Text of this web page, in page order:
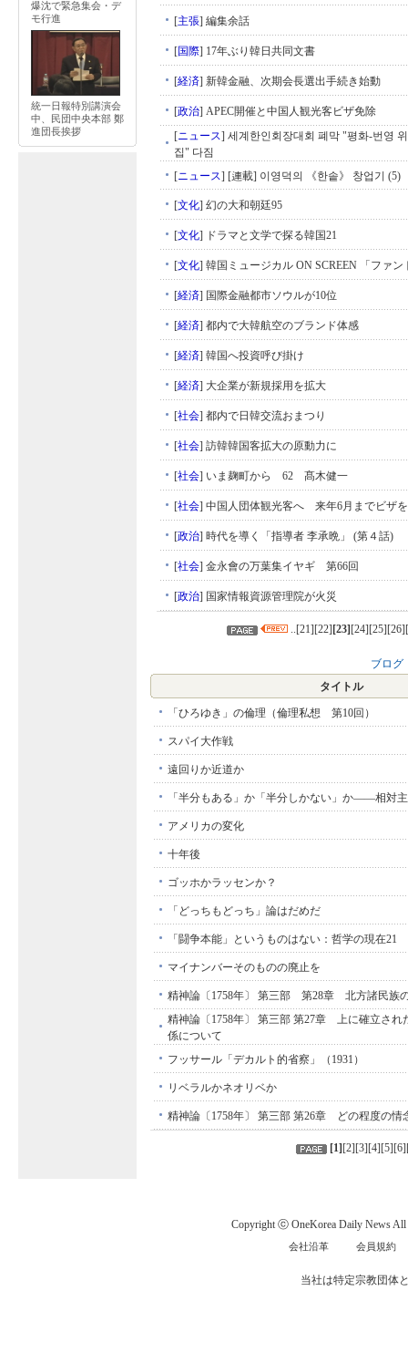
爆沈で緊急集会・デ
モ行進
統一日報特別講演会
中、民団中央本部 鄭
進団長挨拶
[主張] 編集余話
[国際] 17年ぶり韓日共同文書
[経済] 新韓金融、次期会長選出手続き始動
[政治] APEC開催と中国人観光客ビザ免除
[ニュース] 세계한인회장대회 폐막 "평화-번영
집" 다짐
[ニュース] [連載] 이영덕의 《한솥》 창업기 (5)
[文化] 幻の大和朝廷95
[文化] ドラマと文学で探る韓国21
[文化] 韓国ミュージカル ON SCREEN 「ファン
[経済] 国際金融都市ソウルが10位
[経済] 都内で大韓航空のブランド体感
[経済] 韓国へ投資呼び掛け
[経済] 大企業が新規採用を拡大
[社会] 都内で日韓交流おまつり
[社会] 訪韓韓国客拡大の原動力に
[社会] いま麹町から 62 髙木健一
[社会] 中国人団体観光客へ 来年6月までビザ
[政治] 時代を導く「指導者 李承晩」 (第４話)
[社会] 金永會の万葉集イヤギ 第66回
[政治] 国家情報資源管理院が火災
..[21][22] [23] [24][25][26][
ブログ
タイトル
「ひろゆき」の倫理（倫理私想 第10回）
スパイ大作戦
遠回りか近道か
「半分もある」か「半分しかない」か――相対
アメリカの変化
十年後
ゴッホかラッセンか？
「どっちもどっち」論はだめだ
「闘争本能」というものはない：哲学の現在21
マイナンバーそのものの廃止を
精神論〔1758年〕 第三部 第28章 北方諸民族
精神論〔1758年〕 第三部 第27章 上に確立され
係について
フッサール「デカルト的省察」（1931）
リベラルかネオリベか
精神論〔1758年〕 第三部 第26章 どの程度の情
[1] [2][3][4][5][6
Copyright ⓒ OneKorea Daily News All
会社沿革 会員規約
当社は特定宗教団体